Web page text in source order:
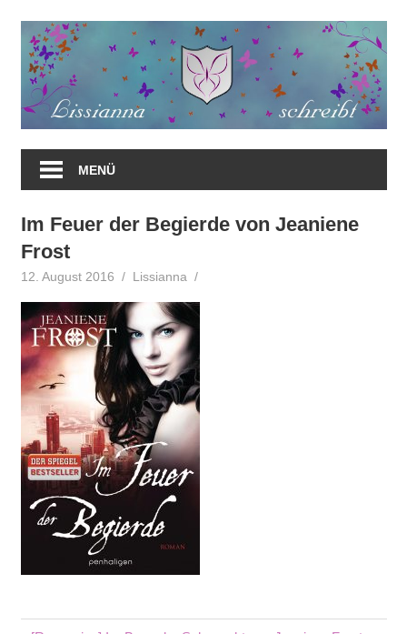
springen
MENÜ
Im Feuer der Begierde von Jeaniene
Frost
12. August 2016 Lissianna